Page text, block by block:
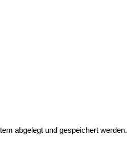
abgelegt und gespeichert werden.